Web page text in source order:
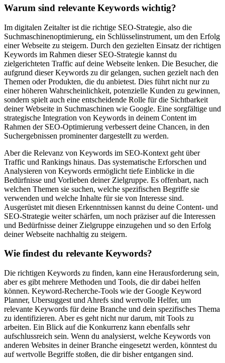
Warum sind relevante Keywords wichtig?
Im digitalen Zeitalter ist die richtige SEO-Strategie, also die
Suchmaschinenoptimierung, ein Schlüsselinstrument, um den Erfolg
einer Webseite zu steigern. Durch den gezielten Einsatz der richtigen
Keywords im Rahmen dieser SEO-Strategie kannst du
zielgerichteten Traffic auf deine Webseite lenken. Die Besucher, die
aufgrund dieser Keywords zu dir gelangen, suchen gezielt nach den
Themen oder Produkten, die du anbietest. Dies führt nicht nur zu
einer höheren Wahrscheinlichkeit, potenzielle Kunden zu gewinnen,
sondern spielt auch eine entscheidende Rolle für die Sichtbarkeit
deiner Webseite in Suchmaschinen wie Google. Eine sorgfältige und
strategische Integration von Keywords in deinem Content im
Rahmen der SEO-Optimierung verbessert deine Chancen, in den
Suchergebnissen prominenter dargestellt zu werden.
Aber die Relevanz von Keywords im SEO-Kontext geht über
Traffic und Rankings hinaus. Das systematische Erforschen und
Analysieren von Keywords ermöglicht tiefe Einblicke in die
Bedürfnisse und Vorlieben deiner Zielgruppe. Es offenbart, nach
welchen Themen sie suchen, welche spezifischen Begriffe sie
verwenden und welche Inhalte für sie von Interesse sind.
Ausgerüstet mit diesen Erkenntnissen kannst du deine Content- und
SEO-Strategie weiter schärfen, um noch präziser auf die Interessen
und Bedürfnisse deiner Zielgruppe einzugehen und so den Erfolg
deiner Webseite nachhaltig zu steigern.
Wie findest du relevante Keywords?
Die richtigen Keywords zu finden, kann eine Herausforderung sein,
aber es gibt mehrere Methoden und Tools, die dir dabei helfen
können. Keyword-Recherche-Tools wie der Google Keyword
Planner, Ubersuggest und Ahrefs sind wertvolle Helfer, um
relevante Keywords für deine Branche und dein spezifisches Thema
zu identifizieren. Aber es geht nicht nur darum, mit Tools zu
arbeiten. Ein Blick auf die Konkurrenz kann ebenfalls sehr
aufschlussreich sein. Wenn du analysierst, welche Keywords von
anderen Websites in deiner Branche eingesetzt werden, könntest du
auf wertvolle Begriffe stoßen, die dir bisher entgangen sind.